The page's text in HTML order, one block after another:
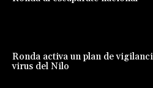
Ronda activa un plan de
virus del Nilo